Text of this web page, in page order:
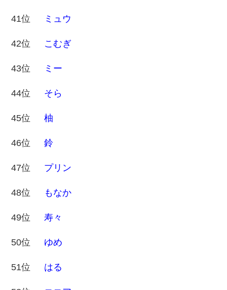
41位 ミュウ
42位 こむぎ
43位 ミー
44位 そら
45位 柚
46位 鈴
47位 プリン
48位 もなか
49位 寿々
50位 ゆめ
51位 はる